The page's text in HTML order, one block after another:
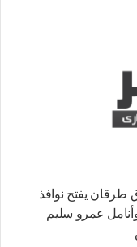
طرقان يفتح نوافذ
عمرو سليم